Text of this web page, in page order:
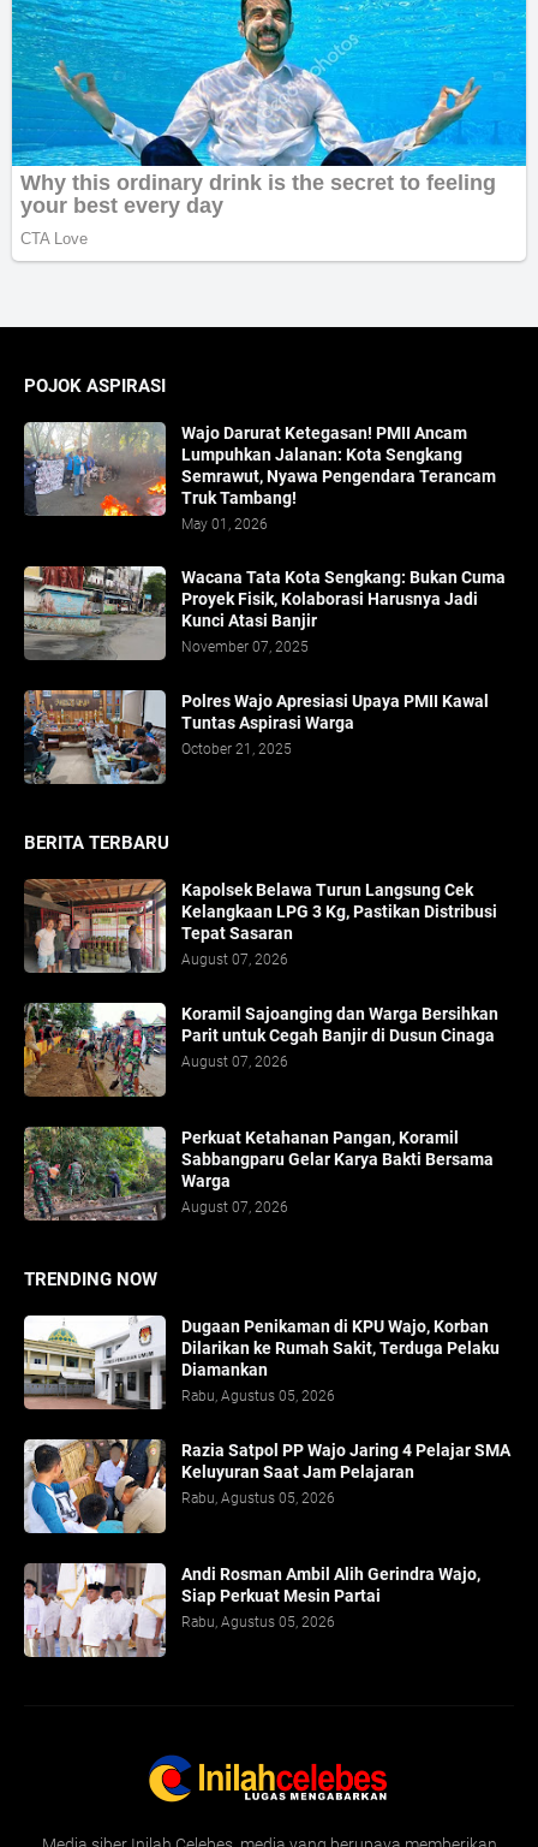
POJOK ASPIRASI
Wajo Darurat Ketegasan! PMII Ancam
Lumpuhkan Jalanan: Kota Sengkang
Semrawut, Nyawa Pengendara Terancam
Truk Tambang!
May 01, 2026
​Wacana Tata Kota Sengkang: Bukan Cuma
Proyek Fisik, Kolaborasi Harusnya Jadi
Kunci Atasi Banjir
November 07, 2025
Polres Wajo Apresiasi Upaya PMII Kawal
Tuntas Aspirasi Warga
October 21, 2025
BERITA TERBARU
Kapolsek Belawa Turun Langsung Cek
Kelangkaan LPG 3 Kg, Pastikan Distribusi
Tepat Sasaran
August 07, 2026
Koramil Sajoanging dan Warga Bersihkan
Parit untuk Cegah Banjir di Dusun Cinaga
August 07, 2026
Perkuat Ketahanan Pangan, Koramil
Sabbangparu Gelar Karya Bakti Bersama
Warga
August 07, 2026
TRENDING NOW
Dugaan Penikaman di KPU Wajo, Korban
Dilarikan ke Rumah Sakit, Terduga Pelaku
Diamankan
Rabu, Agustus 05, 2026
Razia Satpol PP Wajo Jaring 4 Pelajar SMA
Keluyuran Saat Jam Pelajaran
Rabu, Agustus 05, 2026
Andi Rosman Ambil Alih Gerindra Wajo,
Siap Perkuat Mesin Partai
Rabu, Agustus 05, 2026